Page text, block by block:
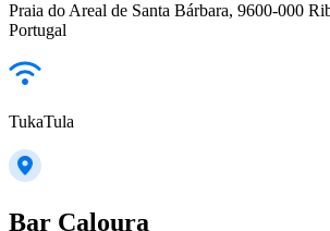
Praia do Areal de Santa Bárbara, 9600-000
Portugal
TukaTula
Bar Caloura